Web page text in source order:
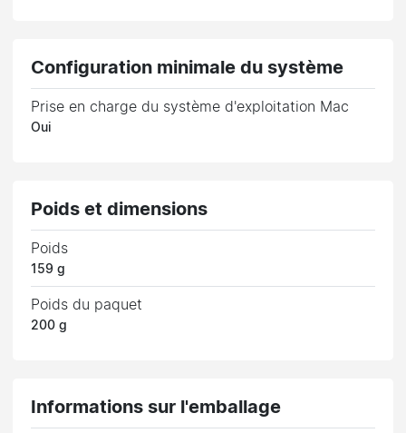
Configuration minimale du système
Prise en charge du système d'exploitation Mac
Oui
Poids et dimensions
Poids
159 g
Poids du paquet
200 g
Informations sur l'emballage